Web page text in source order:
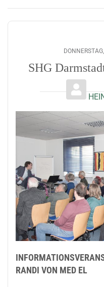
SHG
RANDI VON MED EL